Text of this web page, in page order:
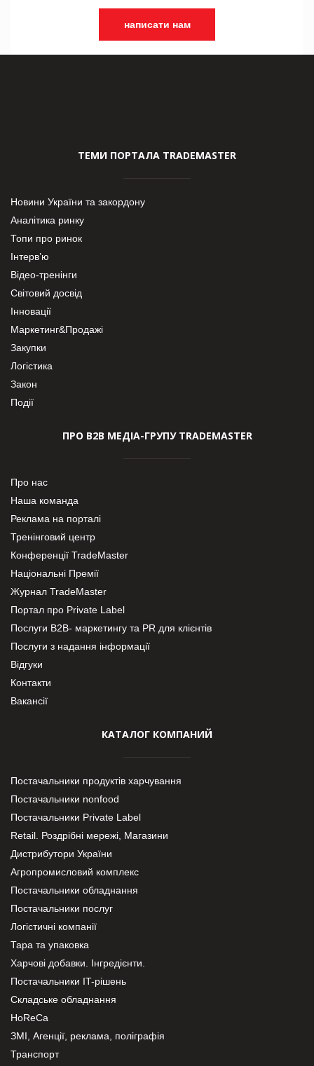
написати нам
ТЕМИ ПОРТАЛА TRADEMASTER
Новини України та закордону
Аналітика ринку
Топи про ринок
Інтерв’ю
Відео-тренінги
Світовий досвід
Інновації
Маркетинг&Продажі
Закупки
Логістика
Закон
Події
ПРО В2В МЕДІА-ГРУПУ TRADEMASTER
Про нас
Наша команда
Реклама на порталі
Тренінговий центр
Конференції TradeMaster
Національні Премії
Журнал TradeMaster
Портал про Private Label
Послуги В2В- маркетингу та PR для клієнтів
Послуги з надання інформації
Відгуки
Контакти
Вакансії
КАТАЛОГ КОМПАНИЙ
Постачальники продуктів харчування
Постачальники nonfood
Постачальники Private Label
Retail. Роздрібні мережі, Магазини
Дистрибутори України
Агропромисловий комплекс
Постачальники обладнання
Постачальники послуг
Логістичні компанії
Тара та упаковка
Харчові добавки. Інгредієнти.
Постачальники IT-рішень
Складське обладнання
HoReCa
ЗМІ, Агенції, реклама, поліграфія
Транспорт